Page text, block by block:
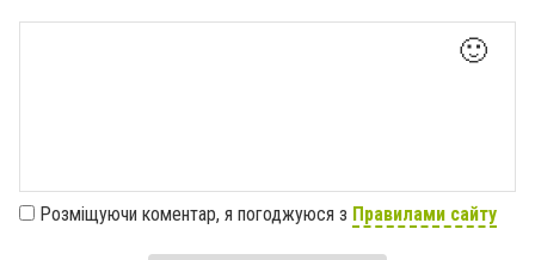
🙂
Розміщуючи коментар, я погоджуюся з Правилами сайту